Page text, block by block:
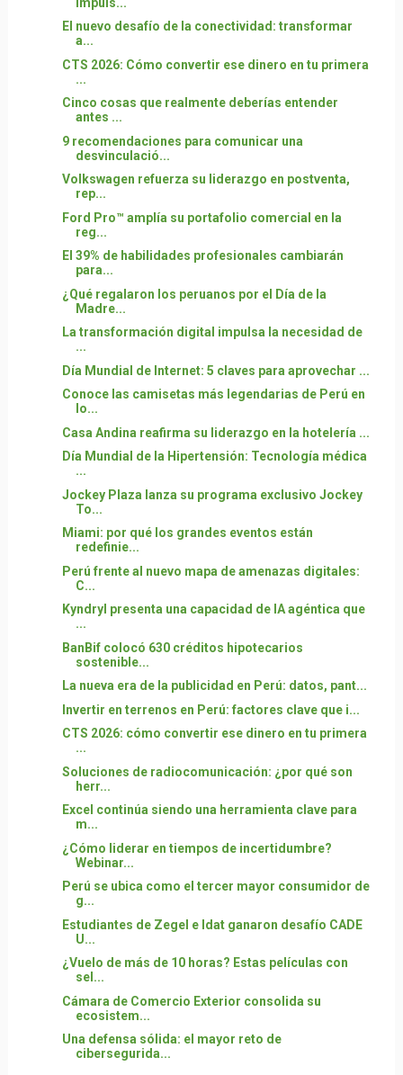
El nuevo desafío de la conectividad: transformar
a...
CTS 2026: Cómo convertir ese dinero en tu primera
...
Cinco cosas que realmente deberías entender
antes ...
9 recomendaciones para comunicar una
desvinculació...
Volkswagen refuerza su liderazgo en postventa,
rep...
Ford Pro™ amplía su portafolio comercial en la
reg...
El 39% de habilidades profesionales cambiarán
para...
¿Qué regalaron los peruanos por el Día de la
Madre...
La transformación digital impulsa la necesidad de
...
Día Mundial de Internet: 5 claves para aprovechar ...
Conoce las camisetas más legendarias de Perú en
lo...
Casa Andina reafirma su liderazgo en la hotelería ...
Día Mundial de la Hipertensión: Tecnología médica
...
Jockey Plaza lanza su programa exclusivo Jockey
To...
Miami: por qué los grandes eventos están
redefinie...
Perú frente al nuevo mapa de amenazas digitales:
C...
Kyndryl presenta una capacidad de IA agéntica que
...
BanBif colocó 630 créditos hipotecarios
sostenible...
La nueva era de la publicidad en Perú: datos, pant...
Invertir en terrenos en Perú: factores clave que i...
CTS 2026: cómo convertir ese dinero en tu primera
...
Soluciones de radiocomunicación: ¿por qué son
herr...
Excel continúa siendo una herramienta clave para
m...
¿Cómo liderar en tiempos de incertidumbre?
Webinar...
Perú se ubica como el tercer mayor consumidor de
g...
Estudiantes de Zegel e Idat ganaron desafío CADE
U...
¿Vuelo de más de 10 horas? Estas películas con
sel...
Cámara de Comercio Exterior consolida su
ecosistem...
Una defensa sólida: el mayor reto de
cibersegurida...